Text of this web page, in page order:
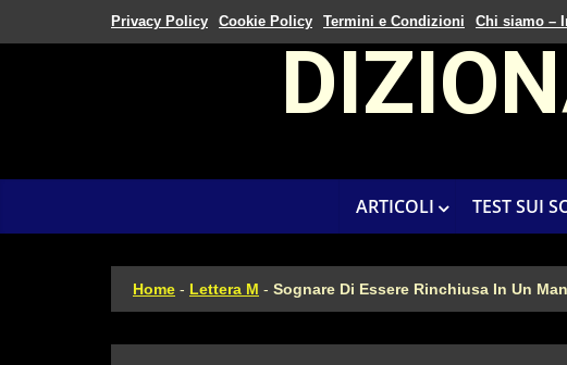
Privacy Policy Cookie Policy Termini e Condizioni Chi siamo –
ARTICOLI TEST SUI
Home - Lettera M - Sognare Di Essere Rinchiusa In Un